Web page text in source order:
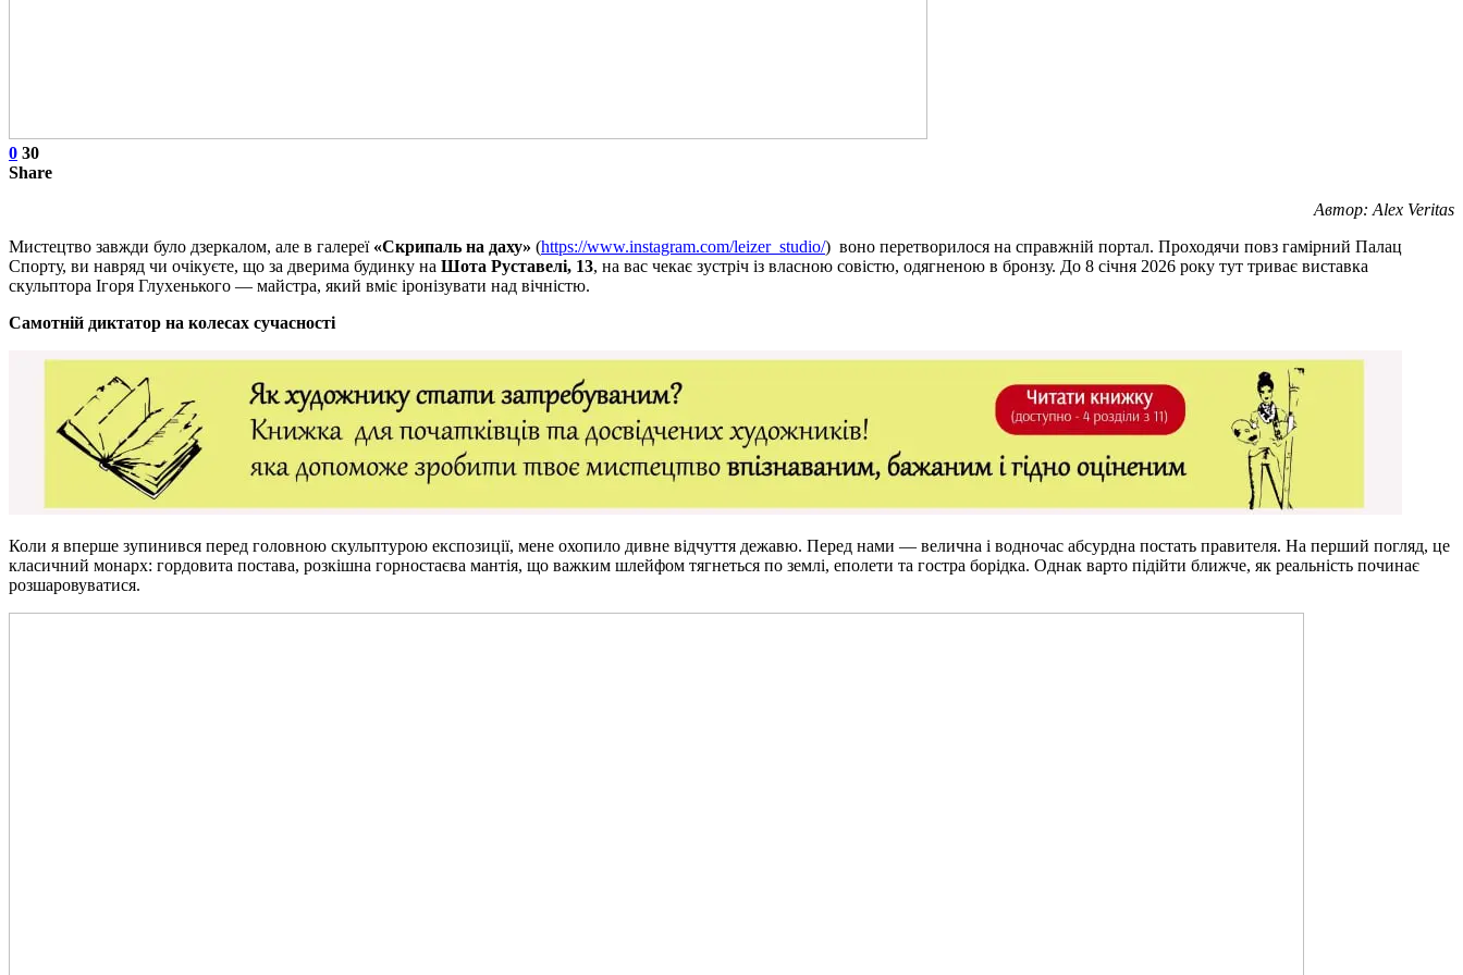
0 30
Share
Автор: Alex Veritas
Мистецтво завжди було дзеркалом, але в галереї «Скрипаль на даху» (https://www.instagram.com/leizer_studio/) воно перетворилося на справжній портал. Проходячи повз гамірний Палац
Спорту, ви навряд чи очікуєте, що за дверима будинку на Шота Руставелі, 13, на вас чекає зустріч із власною совістю, одягненою в бронзу. До 8 січня 2026 року тут триває виставка
скульптора Ігоря Глухенького — майстра, який вміє іронізувати над вічністю.
Самотній диктатор на колесах сучасності
Коли я вперше зупинився перед головною скульптурою експозиції, мене охопило дивне відчуття дежавю. Перед нами — велична і водночас абсурдна постать правителя. На перший погляд, це
класичний монарх: гордовита постава, розкішна горностаєва мантія, що важким шлейфом тягнеться по землі, еполети та гостра борідка. Однак варто підійти ближче, як реальність починає
розшаровуватися.